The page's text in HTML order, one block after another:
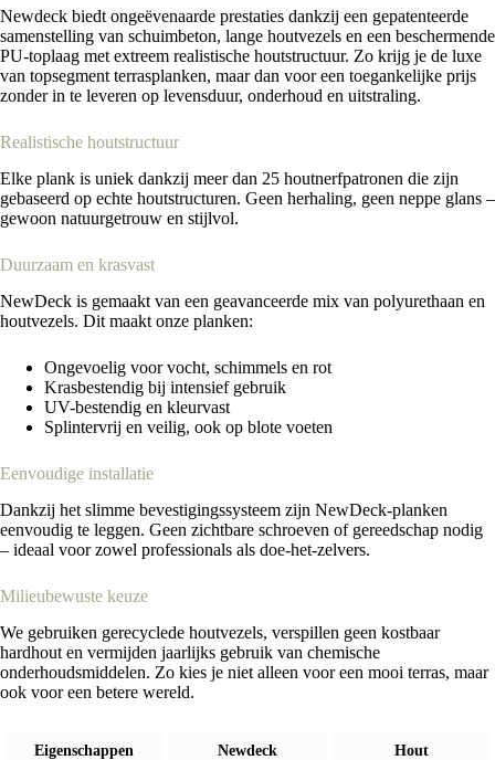
Newdeck biedt ongeëvenaarde prestaties dankzij een gepatenteerde
samenstelling van schuimbeton, lange houtvezels en een beschermende
PU-toplaag met extreem realistische houtstructuur. Zo krijg je de luxe
van topsegment terrasplanken, maar dan voor een toegankelijke prijs
zonder in te leveren op levensduur, onderhoud en uitstraling.
Realistische houtstructuur
Elke plank is uniek dankzij meer dan 25 houtnerfpatronen die zijn
gebaseerd op echte houtstructuren. Geen herhaling, geen neppe glans –
gewoon natuurgetrouw en stijlvol.
Duurzaam en krasvast
NewDeck is gemaakt van een geavanceerde mix van polyurethaan en
houtvezels. Dit maakt onze planken:
Ongevoelig voor vocht, schimmels en rot
Krasbestendig bij intensief gebruik
UV-bestendig en kleurvast
Splintervrij en veilig, ook op blote voeten
Eenvoudige installatie
Dankzij het slimme bevestigingssysteem zijn NewDeck-planken
eenvoudig te leggen. Geen zichtbare schroeven of gereedschap nodig
– ideaal voor zowel professionals als doe-het-zelvers.
Milieubewuste keuze
We gebruiken gerecyclede houtvezels, verspillen geen kostbaar
hardhout en vermijden jaarlijks gebruik van chemische
onderhoudsmiddelen. Zo kies je niet alleen voor een mooi terras, maar
ook voor een betere wereld.
Eigenschappen Newdeck Hout